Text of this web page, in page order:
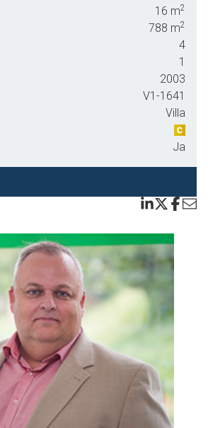
stand med lyse farver overalt, hvilket
og varm stemning.
er hjertet af hjemmet. Her kan
stunder med familie og venner.
udgang til en dejlig sydvestvendt
slappe af og nyde solens stråler fra
fører videre ud til den nemme
vedligeholdelse – perfekt for
mere tid på afslapning end
forbindelse med stuen og tilbyder
gæster eller holde øje med
bliver lavet. Huset rummer også et
to børneværelser, hvilket giver god
eller mulighed for
er lyst og funktionelt indrettet
faciliteter.
vej sikrer huset fredelige omgivelser
trafik – ideelt for børnefamilier eller
efter en travl dag.
et velfungerende lokalsamfund med et
16 m2
788 m2
4
1
2003
V1-1641
Villa
Ja